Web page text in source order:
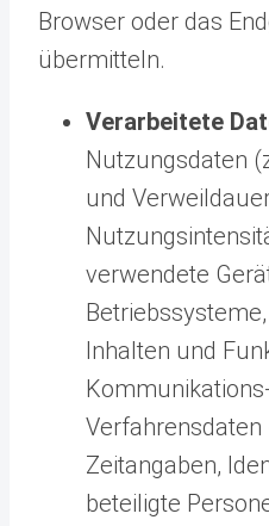
Browser oder das
übermitteln.
Verarbeitete
Nutzungsdaten
und
verwendete
Inhalten und
Verfahrensdaten
Zeitangaben,
beteiligte